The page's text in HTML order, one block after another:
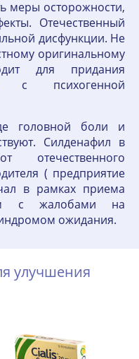
меры осторожности,
Отечественный
дисфункции. Не
оригинальному
для придания
с психогенной
головной боли и
Силденафил в
( предприятие
в рамках приема
с жалобами на
ожидания.
улучшения